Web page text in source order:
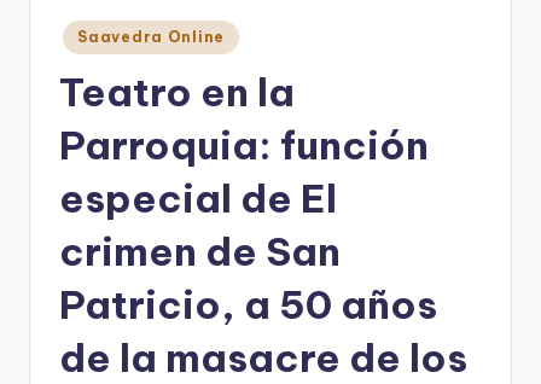
Posted
in
Saavedra Online
Teatro en la
Parroquia: función
especial de El
crimen de San
Patricio, a 50 años
de la masacre de los